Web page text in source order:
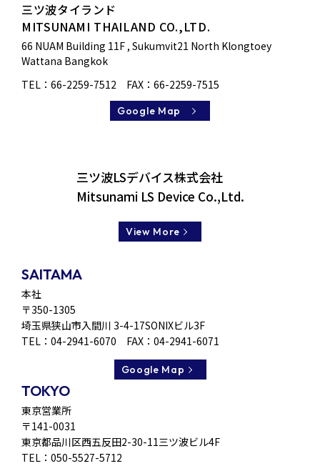
三ツ波タイランド
MITSUNAMI THAILAND CO.,LTD.
66 NUAM Building 11F , Sukumvit21 North Klongtoey
Wattana Bangkok
TEL： 66-2259-7512 FAX：66-2259-7515
Google Map
三ツ波LSデバイス株式会社
Mitsunami LS Device Co.,Ltd.
View More
SAITAMA
本社
〒350-1305
埼玉県狭山市入間川 3-4-17SONIXビル3F
TEL： 04-2941-6070 FAX：04-2941-6071
Google Map
TOKYO
東京営業所
〒141-0031
東京都品川区西五反田2-30-11三ツ波ビル4F
TEL： 050-5527-5712